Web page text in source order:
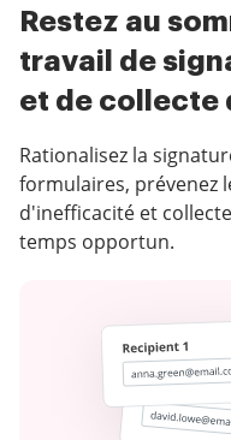
Restez au
travail de
et de collecte
Rationalisez la
formulaires, prévenez
d'inefficacité et
temps opportun.